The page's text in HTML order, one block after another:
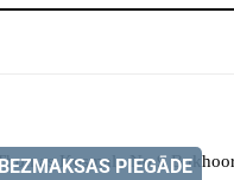
BEZMAKSAS PIEGĀDE